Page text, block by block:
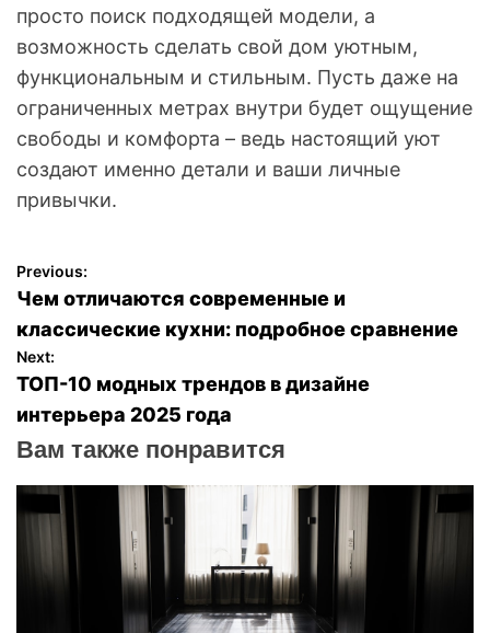
просто поиск подходящей модели, а
возможность сделать свой дом уютным,
функциональным и стильным. Пусть даже на
ограниченных метрах внутри будет ощущение
свободы и комфорта – ведь настоящий уют
создают именно детали и ваши личные
привычки.
Н
а
в
и
а
ц
Previous:
Чем отличаются современные и
классические кухни: подробное сравнение
Next:
ТОП-10 модных трендов в дизайне
интерьера 2025 года
Вам также понравится